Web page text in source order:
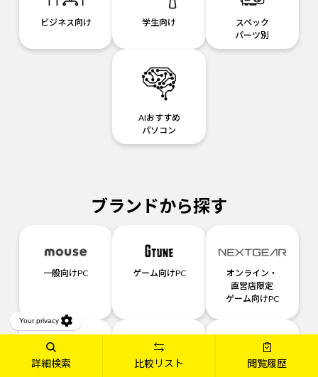
ビジネス向け 学生向け
スペック
パーツ別
AIおすすめ
パソコン
ブランドから探す
一般向けPC ゲーム向けPC
オンライン・
直営店限定
ゲーム向けPC
クリエイター
ビジネス向けPC
液晶
詳細検索 比較リスト 閲覧履歴